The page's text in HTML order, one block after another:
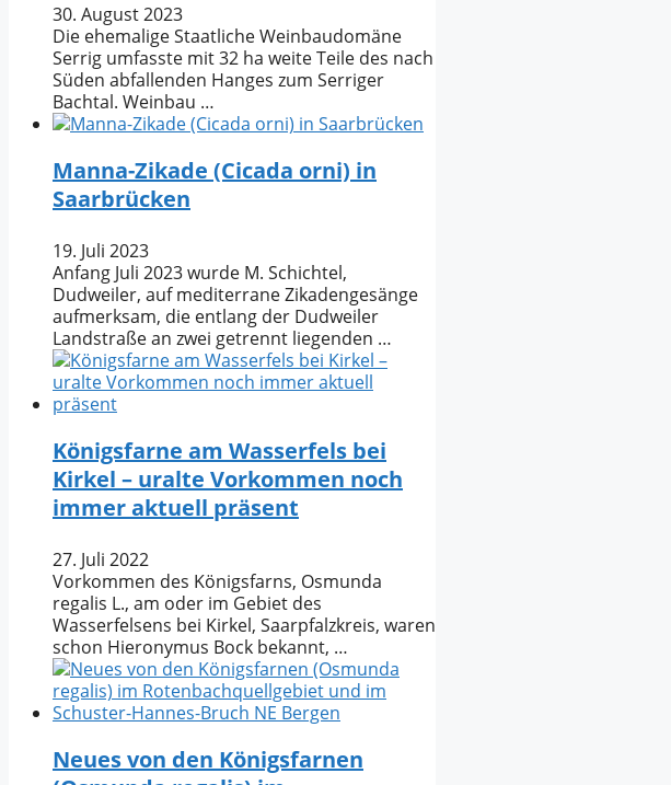
30. August 2023
Die ehemalige Staatliche Weinbaudomäne
Serrig umfasste mit 32 ha weite Teile des nach
Süden abfallenden Hanges zum Serriger
Bachtal. Weinbau …
Manna-Zikade (Cicada orni) in
Saarbrücken
19. Juli 2023
Anfang Juli 2023 wurde M. Schichtel,
Dudweiler, auf mediterrane Zikadengesänge
aufmerksam, die entlang der Dudweiler
Landstraße an zwei getrennt liegenden …
Königsfarne am Wasserfels bei
Kirkel – uralte Vorkommen noch
immer aktuell präsent
27. Juli 2022
Vorkommen des Königsfarns, Osmunda
regalis L., am oder im Gebiet des
Wasserfelsens bei Kirkel, Saarpfalzkreis, waren
schon Hieronymus Bock bekannt, …
Neues von den Königsfarnen